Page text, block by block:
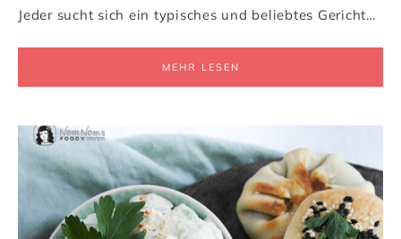
Jeder sucht sich ein typisches und beliebtes Gericht…
MEHR LESEN